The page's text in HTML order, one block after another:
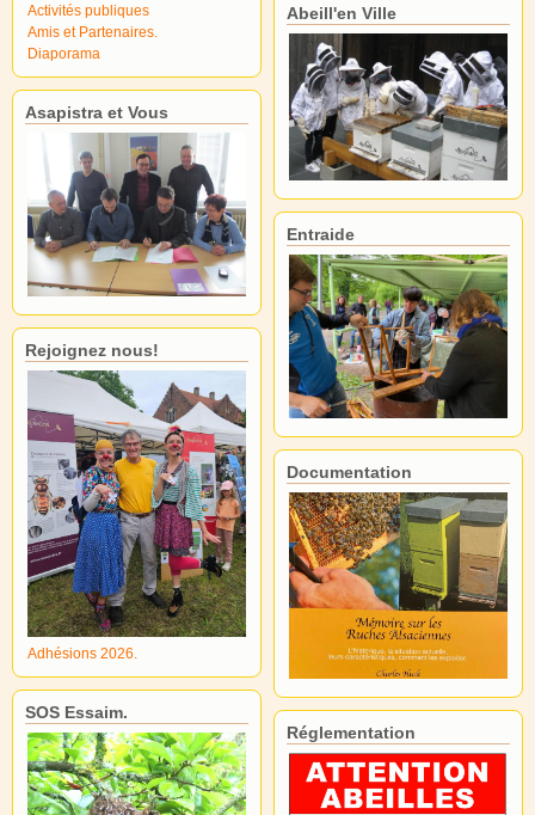
Activités publiques
Amis et Partenaires.
Diaporama
Asapistra et Vous
Rejoignez nous!
Adhésions 2026.
SOS Essaim.
Abeill'en Ville
Entraide
Documentation
Réglementation